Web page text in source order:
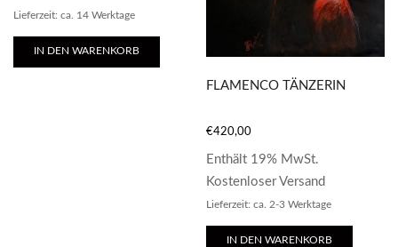
Lieferzeit: ca. 14 Werktage
IN DEN WARENKORB
FLAMENCO TÄNZERIN
€420,00
Enthält 19% MwSt.
Kostenloser Versand
Lieferzeit: ca. 2-3 Werktage
IN DEN WARENKORB